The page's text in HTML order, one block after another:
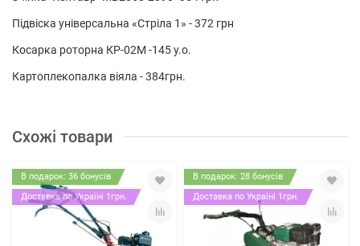
Підвіска універсальна «Стріла 1» - 372 грн
Косарка роторна КР-02М -145 у.о.
Картоплекопалка віяла - 384грн.
Схожі товари
В подарок: 36 бонусів
Доставка по Україні 1грн.
В подарок: 28 бонусів
Доставка по Україні 1грн.